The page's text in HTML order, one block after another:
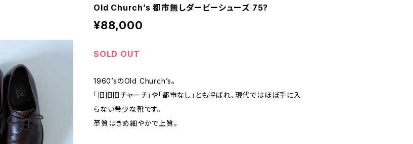
Old Church’s 都市無しダービーシューズ 75?
¥88,000
SOLD OUT
1960’sのOld Church’s。
「旧旧旧チャーチ」や「都市なし」とも呼ばれ、現代ではほぼ手に入
らない希少な靴です。
革質はきめ細やかで上質。